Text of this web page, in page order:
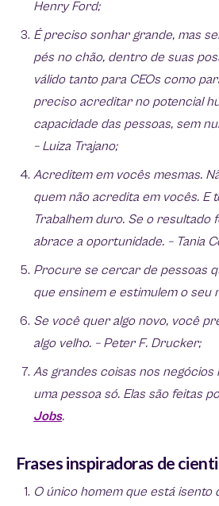
Henry Ford;
É preciso sonhar grande, mas
pés no chão, dentro de suas
válido tanto para CEOs como
preciso acreditar no potencial
capacidade das pessoas, sem
– Luiza Trajano;
Acreditem em vocês mesmas.
quem não acredita em vocês. E
Trabalhem duro. Se o resultado
abrace a oportunidade. – Tania
Procure se cercar de pessoas
que ensinem e estimulem o seu
Se você quer algo novo, você
algo velho. – Peter F. Drucker;
As grandes coisas nos
uma pessoa só. Elas são feitas
Jobs.
Frases inspiradoras de
O único homem que está isento